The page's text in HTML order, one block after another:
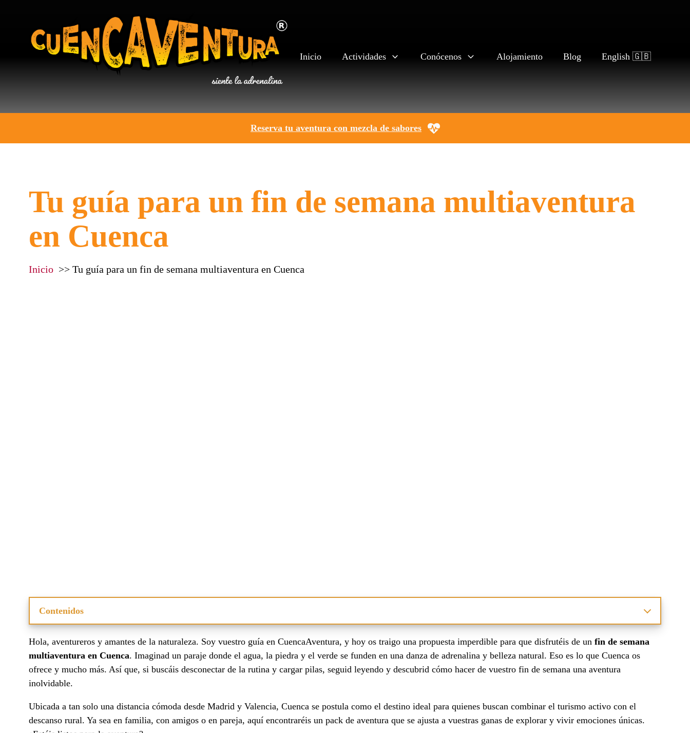
Inicio Actividades Conócenos Alojamiento Blog English 🇬🇧
Reserva tu aventura con mezcla de sabores
Tu guía para un fin de semana multiaventura
en Cuenca
Inicio Tu guía para un fin de semana multiaventura en Cuenca
Contenidos
¿Qué incluye el pack de fin de semana multiaventura en Cuenca?
Actividades multiaventura disponibles en Cuenca
Alojamiento rural para tu escapada multiaventura en Cuenca
¿Cómo reservar tu fin de semana multiaventura?
Consejos para disfrutar al máximo tu experiencia en Cuenca
Preguntas relacionadas sobre la multiaventura en Cuenca
¿Qué ver en Cuenca en un día con niños?
Hola, aventureros y amantes de la naturaleza. Soy vuestro guía en CuencaAventura, y hoy os traigo una propuesta imperdible para que disfrutéis de un fin de semana
multiaventura en Cuenca. Imaginad un paraje donde el agua, la piedra y el verde se funden en una danza de adrenalina y belleza natural. Eso es lo que Cuenca os
ofrece y mucho más. Así que, si buscáis desconectar de la rutina y cargar pilas, seguid leyendo y descubrid cómo hacer de vuestro fin de semana una aventura
inolvidable.
Ubicada a tan solo una distancia cómoda desde Madrid y Valencia, Cuenca se postula como el destino ideal para quienes buscan combinar el turismo activo con el
descanso rural. Ya sea en familia, con amigos o en pareja, aquí encontraréis un pack de aventura que se ajusta a vuestras ganas de explorar y vivir emociones únicas.